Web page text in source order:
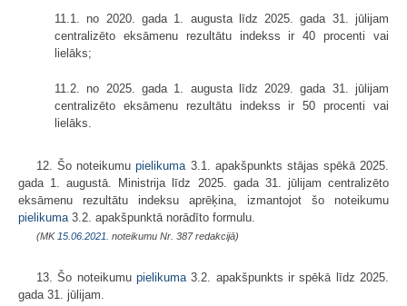
11.1. no 2020. gada 1. augusta līdz 2025. gada 31. jūlijam
centralizēto eksāmenu rezultātu indekss ir 40 procenti vai
lielāks;
11.2. no 2025. gada 1. augusta līdz 2029. gada 31. jūlijam
centralizēto eksāmenu rezultātu indekss ir 50 procenti vai
lielāks.
12. Šo noteikumupielikuma 3.1. apakšpunkts stājas spēkā 2025.
gada 1. augustā. Ministrija līdz 2025. gada 31. jūlijam centralizēto
eksāmenu rezultātu indeksu aprēķina, izmantojot šo noteikumu
pielikuma 3.2. apakšpunktā norādīto formulu.
(MK 15.06.2021. noteikumu Nr. 387 redakcijā)
13. Šo noteikumu pielikuma 3.2. apakšpunkts ir spēkā līdz 2025.
gada 31. jūlijam.